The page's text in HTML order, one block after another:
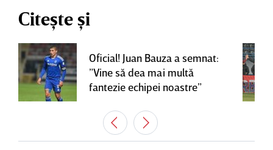
Citește și
Oficial! Juan Bauza a semnat:
”Vine să dea mai multă
fantezie echipei noastre”